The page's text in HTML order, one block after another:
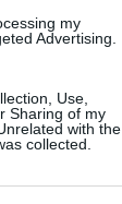
my
Advertising.
Use,
Sharing of my
with the
collected.